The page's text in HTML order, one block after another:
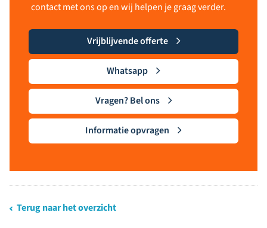
contact met ons op en wij helpen je graag verder.
Vrijblijvende offerte
Whatsapp
Vragen? Bel ons
Informatie opvragen
Terug naar het overzicht